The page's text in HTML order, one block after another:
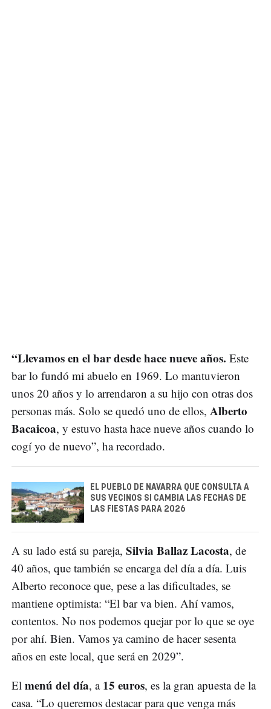
“Llevamos en el bar desde hace nueve años. Este
bar lo fundó mi abuelo en 1969. Lo mantuvieron
unos 20 años y lo arrendaron a su hijo con otras dos
personas más. Solo se quedó uno de ellos, Alberto
Bacaicoa, y estuvo hasta hace nueve años cuando lo
cogí yo de nuevo”, ha recordado.
EL PUEBLO DE NAVARRA QUE CONSULTA A
SUS VECINOS SI CAMBIA LAS FECHAS DE
LAS FIESTAS PARA 2026
A su lado está su pareja, Silvia Ballaz Lacosta, de
40 años, que también se encarga del día a día. Luis
Alberto reconoce que, pese a las dificultades, se
mantiene optimista: “El bar va bien. Ahí vamos,
contentos. No nos podemos quejar por lo que se oye
por ahí. Bien. Vamos ya camino de hacer sesenta
años en este local, que será en 2029”.
El menú del día, a 15 euros, es la gran apuesta de la
casa. “Lo queremos destacar para que venga más